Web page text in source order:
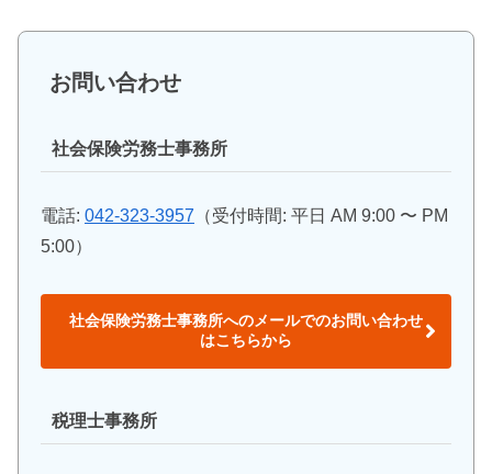
お問い合わせ
社会保険労務士事務所
電話: 042-323-3957 （受付時間: 平日 AM 9:00 〜 PM
5:00）
社会保険労務士事務所へのメールでのお問い合わせ
はこちらから
税理士事務所